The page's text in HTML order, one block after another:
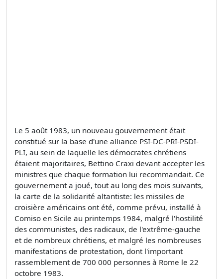
Le 5 août 1983, un nouveau gouvernement était
constitué sur la base d'une alliance PSI-DC-PRI-PSDI-
PLI, au sein de laquelle les démocrates chrétiens
étaient majoritaires, Bettino Craxi devant accepter les
ministres que chaque formation lui recommandait. Ce
gouvernement a joué, tout au long des mois suivants,
la carte de la solidarité altantiste: les missiles de
croisière américains ont été, comme prévu, installé à
Comiso en Sicile au printemps 1984, malgré l'hostilité
des communistes, des radicaux, de l'extrême-gauche
et de nombreux chrétiens, et malgré les nombreuses
manifestations de protestation, dont l'important
rassemblement de 700 000 personnes à Rome le 22
octobre 1983.